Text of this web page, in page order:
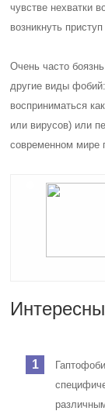
чувстве нехватки
возникнуть
Очень часто
другие виды
восприниматься
или вирусов) или
современном мире